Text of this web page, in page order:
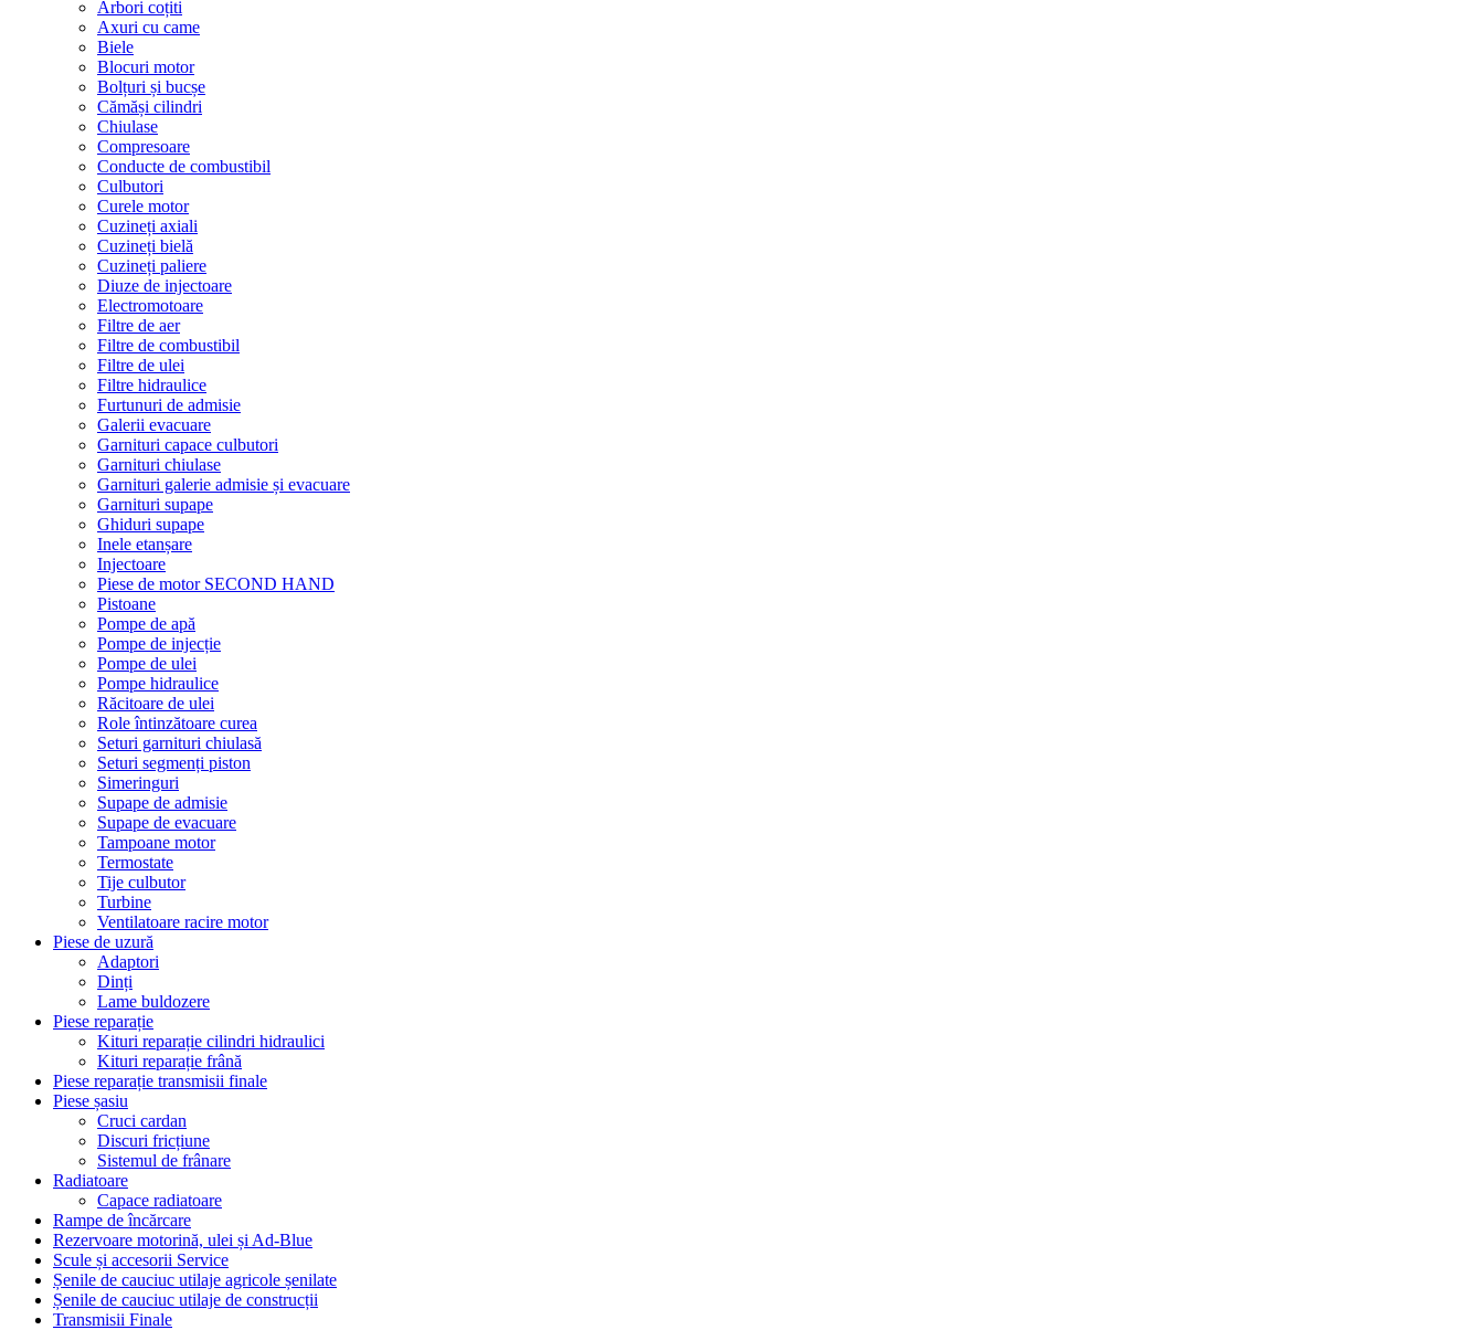
Arbori coțiti
Axuri cu came
Biele
Blocuri motor
Bolțuri și bucșe
Cămăși cilindri
Chiulase
Compresoare
Conducte de combustibil
Culbutori
Curele motor
Cuzineți axiali
Cuzineți bielă
Cuzineți paliere
Diuze de injectoare
Electromotoare
Filtre de aer
Filtre de combustibil
Filtre de ulei
Filtre hidraulice
Furtunuri de admisie
Galerii evacuare
Garnituri capace culbutori
Garnituri chiulase
Garnituri galerie admisie și evacuare
Garnituri supape
Ghiduri supape
Inele etanșare
Injectoare
Piese de motor SECOND HAND
Pistoane
Pompe de apă
Pompe de injecție
Pompe de ulei
Pompe hidraulice
Răcitoare de ulei
Role întinzătoare curea
Seturi garnituri chiulasă
Seturi segmenți piston
Simeringuri
Supape de admisie
Supape de evacuare
Tampoane motor
Termostate
Tije culbutor
Turbine
Ventilatoare racire motor
Piese de uzură
Adaptori
Dinți
Lame buldozere
Piese reparație
Kituri reparație cilindri hidraulici
Kituri reparație frână
Piese reparație transmisii finale
Piese șasiu
Cruci cardan
Discuri fricțiune
Sistemul de frânare
Radiatoare
Capace radiatoare
Rampe de încărcare
Rezervoare motorină, ulei și Ad-Blue
Scule și accesorii Service
Șenile de cauciuc utilaje agricole șenilate
Șenile de cauciuc utilaje de construcții
Transmisii Finale